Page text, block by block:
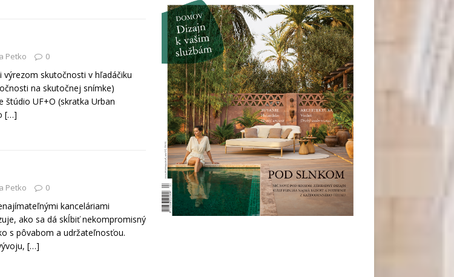
Petko 0
skutočnosti v hľadáčiku
na skutočnej snímke)
štúdio UF+O (skratka Urban
[…]
Petko 0
kanceláriami
ako sa dá skĺbiť nekompromisný
s pôvabom a udržateľnosťou.
[…]